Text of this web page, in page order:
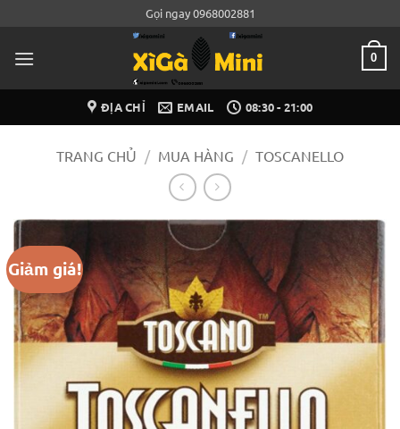
nội
Gọi ngay 0968002881
0
ĐỊA CHỈ EMAIL 08:30 - 21:00
TRANG CHỦ / MUA HÀNG / TOSCANELLO
Giảm giá!